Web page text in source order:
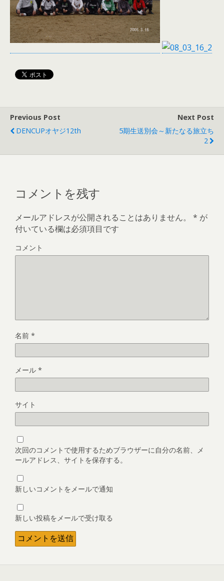
Previous Post
DENCUPオヤジ12th
Next Post
5期生送別会～新たなる旅立ち
2
コメントを残す
メールアドレスが公開されることはありません。 * が
付いている欄は必須項目です
コメント
名前 *
メール *
サイト
次回のコメントで使用するためブラウザーに自分の名前、メ
ールアドレス、サイトを保存する。
新しいコメントをメールで通知
新しい投稿をメールで受け取る